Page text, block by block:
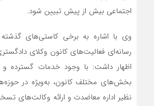
اجتماعی بیش از پیش تبیین شود.
وی با اشاره به برخی کاستی‌های گذشته
رسانه‌ای فعالیت‌های کانون وکلای
اظهار داشت: با وجود خدمات گسترده و
بخش‌های مختلف کانون، به‌ویژه در
نظیر اداره معاضدت و ارائه وکالت‌های